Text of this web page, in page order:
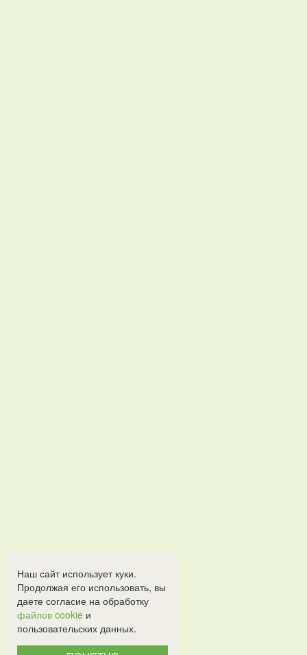
Наш сайт использует куки.
Продолжая его использовать, вы
даете согласие на обработку
файлов cookie и
пользовательских данных.